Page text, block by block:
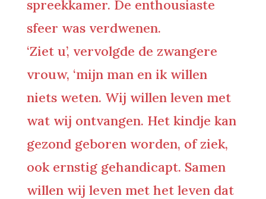
spreekkamer. De enthousiaste
sfeer was verdwenen.
‘Ziet u’, vervolgde de zwangere
vrouw, ‘mijn man en ik willen
niets weten. Wij willen leven met
wat wij ontvangen. Het kindje kan
gezond geboren worden, of ziek,
ook ernstig gehandicapt. Samen
willen wij leven met het leven dat